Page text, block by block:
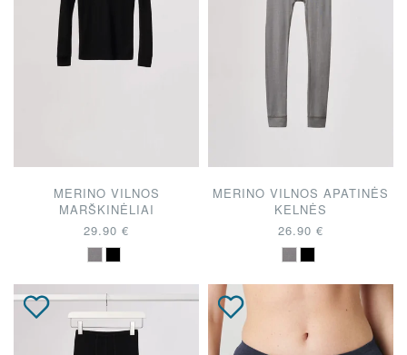
MERINO VILNOS
MARŠKINĖLIAI
29.90 €
MERINO VILNOS APATINĖS
KELNĖS
26.90 €